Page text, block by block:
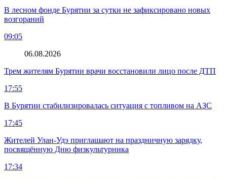
В лесном фонде Бурятии за сутки не зафиксировано новых
возгораний
09:05
06.08.2026
Трем жителям Бурятии врачи восстановили лицо после ДТП
17:55
В Бурятии стабилизировалась ситуация с топливом на АЗС
17:45
Жителей Улан-Удэ приглашают на праздничную зарядку,
посвящённую Дню физкультурника
17:34